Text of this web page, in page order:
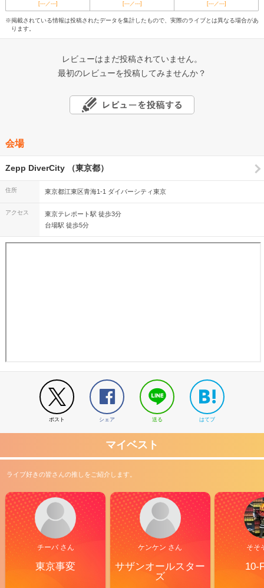
[---／---] [---／---] [---／---]
※掲載されている情報は投稿されたデータを集計したもので、実際のライブとは異なる場合があ
ります。
レビューはまだ投稿されていません。
最初のレビューを投稿してみませんか？
会場
Zepp DiverCity （東京都）
住所 東京都江東区青海1-1 ダイバーシティ東京
アクセス
東京テレポート駅 徒歩3分
台場駅 徒歩5分
ポスト シェア 送る はてブ
マイベスト
ライブ好きの皆さんの推しをご紹介します。
チーバ さん
東京事変
ケンケン さん
サザンオールスター
ズ
そそ
10-